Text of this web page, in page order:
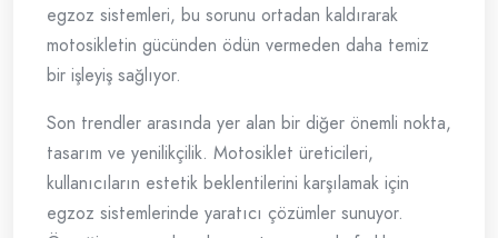
egzoz sistemleri, bu sorunu ortadan kaldırarak
motosikletin gücünden ödün vermeden daha temiz
bir işleyiş sağlıyor.
Son trendler arasında yer alan bir diğer önemli nokta,
tasarım ve yenilikçilik. Motosiklet üreticileri,
kullanıcıların estetik beklentilerini karşılamak için
egzoz sistemlerinde yaratıcı çözümler sunuyor.